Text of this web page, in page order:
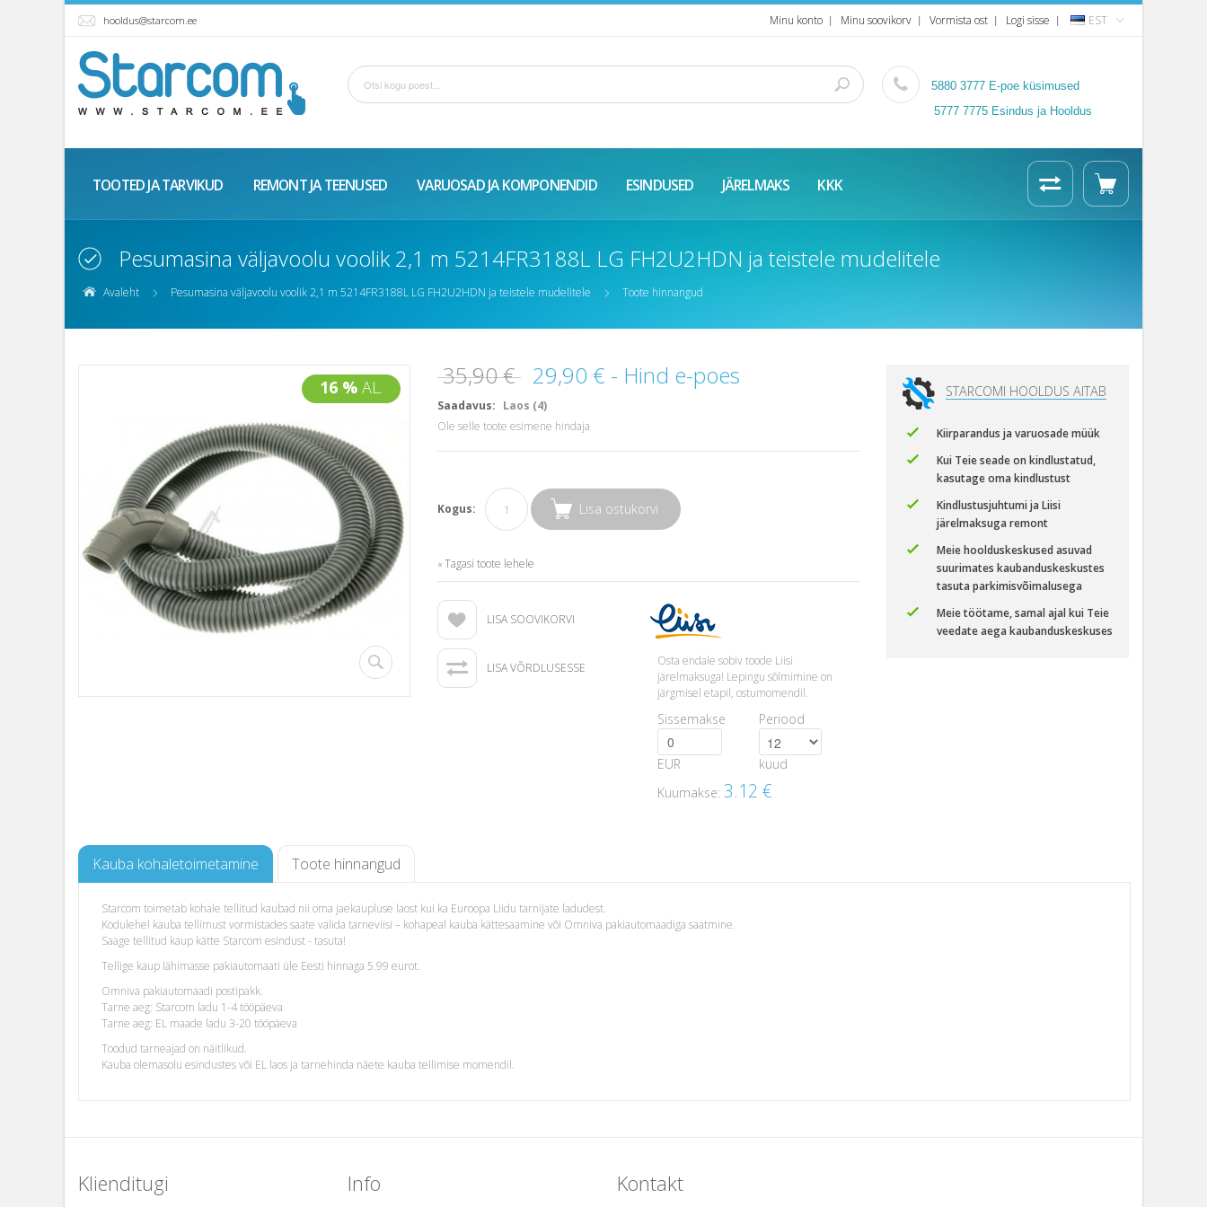
hooldus@starcom.ee Minu konto Minu soovikorv Vormista ost Logi sisse EST
5880 3777 E-poe küsimused
5777 7775 Esindus ja Hooldus
TOOTED JA TARVIKUD REMONT JA TEENUSED VARUOSAD JA KOMPONENDID ESINDUSED JÄRELMAKS KKK
Pesumasina väljavoolu voolik 2,1 m 5214FR3188L LG FH2U2HDN ja teistele mudelitele
Avaleht Pesumasina väljavoolu voolik 2,1 m 5214FR3188L LG FH2U2HDN ja teistele mudelitele Toote hinnangud
16 % AL. 35,90 € 29,90 € - Hind e-poes
Saadavus: Laos (4)
Ole selle toote esimene hindaja
Kogus: Lisa ostukorvi
« Tagasi toote lehele
LISA SOOVIKORVI
LISA VÕRDLUSESSE
Osta endale sobiv toode Liisi
järelmaksuga! Lepingu sõlmimine on
järgmisel etapil, ostumomendil.
Sissemakse
EUR
Periood
kuud
Kuumakse: 3.12 €
STARCOMI HOOLDUS AITAB
Kiirparandus ja varuosade müük
Kui Teie seade on kindlustatud,
kasutage oma kindlustust
Kindlustusjuhtumi ja Liisi
järelmaksuga remont
Meie hoolduskeskused asuvad
suurimates kaubanduskeskustes
tasuta parkimisvõimalusega
Meie töötame, samal ajal kui Teie
veedate aega kaubanduskeskuses
Kauba kohaletoimetamine Toote hinnangud
Starcom toimetab kohale tellitud kaubad nii oma jaekaupluse laost kui ka Euroopa Liidu tarnijate ladudest.
Kodulehel kauba tellimust vormistades saate valida tarneviisi – kohapeal kauba kättesaamine või Omniva pakiautomaadiga saatmine.
Saage tellitud kaup kätte Starcom esindust - tasuta!
Tellige kaup lähimasse pakiautomaati üle Eesti hinnaga 5.99 eurot.
Omniva pakiautomaadi postipakk.
Tarne aeg: Starcom ladu 1-4 tööpäeva
Tarne aeg: EL maade ladu 3-20 tööpäeva
Toodud tarneajad on näitlikud.
Kauba olemasolu esindustes või EL laos ja tarnehinda näete kauba tellimise momendil.
Klienditugi Info Kontakt